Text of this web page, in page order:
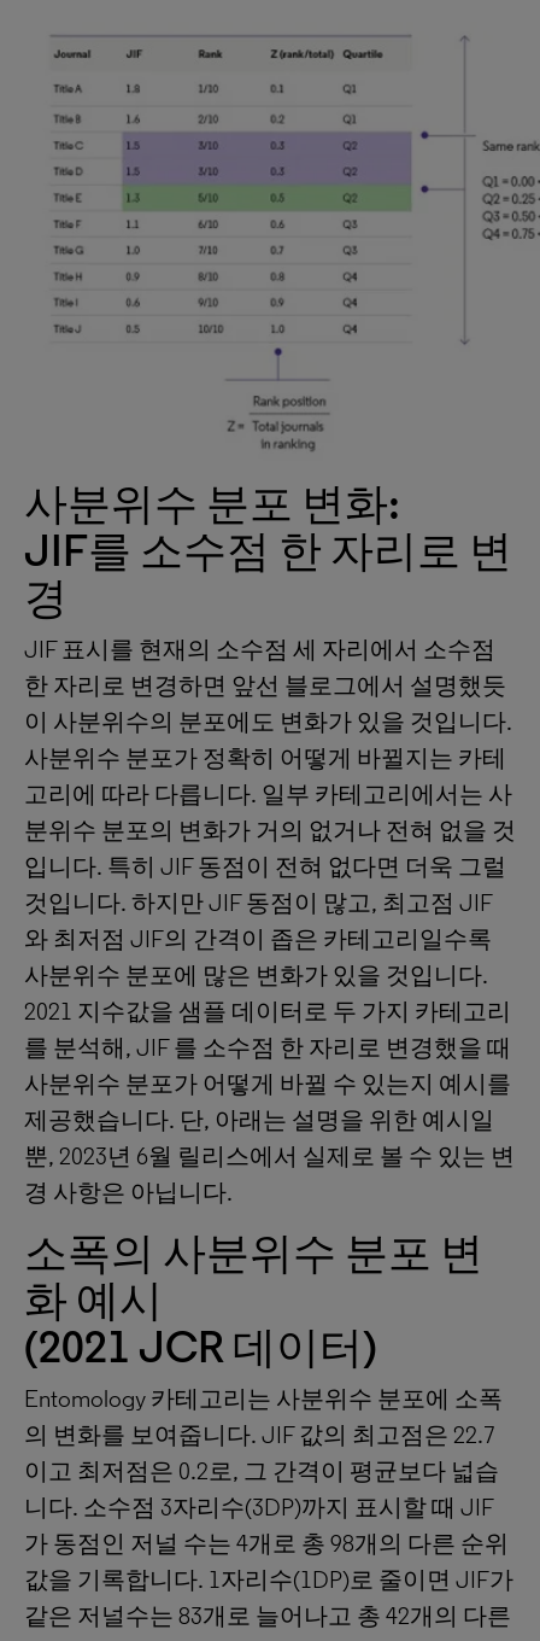
사분위수 분포 변화:
JIF를 소수점 한 자리로 변
경
JIF 표시를 현재의 소수점 세 자리에서 소수점
한 자리로 변경하면 앞선 블로그에서 설명했듯
이 사분위수의 분포에도 변화가 있을 것입니다.
사분위수 분포가 정확히 어떻게 바뀔지는 카테
고리에 따라 다릅니다. 일부 카테고리에서는 사
분위수 분포의 변화가 거의 없거나 전혀 없을 것
입니다. 특히 JIF 동점이 전혀 없다면 더욱 그럴
것입니다. 하지만 JIF 동점이 많고, 최고점 JIF
와 최저점 JIF의 간격이 좁은 카테고리일수록
사분위수 분포에 많은 변화가 있을 것입니다.
2021 지수값을 샘플 데이터로 두 가지 카테고리
를 분석해, JIF 를 소수점 한 자리로 변경했을 때
사분위수 분포가 어떻게 바뀔 수 있는지 예시를
제공했습니다. 단, 아래는 설명을 위한 예시일
뿐, 2023년 6월 릴리스에서 실제로 볼 수 있는 변
경 사항은 아닙니다.
소폭의 사분위수 분포 변
화 예시
(2021 JCR 데이터)
Entomology 카테고리는 사분위수 분포에 소폭
의 변화를 보여줍니다. JIF 값의 최고점은 22.7
이고 최저점은 0.2로, 그 간격이 평균보다 넓습
니다. 소수점 3자리수(3DP)까지 표시할 때 JIF
가 동점인 저널 수는 4개로 총 98개의 다른 순위
값을 기록합니다. 1자리수(1DP)로 줄이면 JIF가
같은 저널수는 83개로 늘어나고 총 42개의 다른